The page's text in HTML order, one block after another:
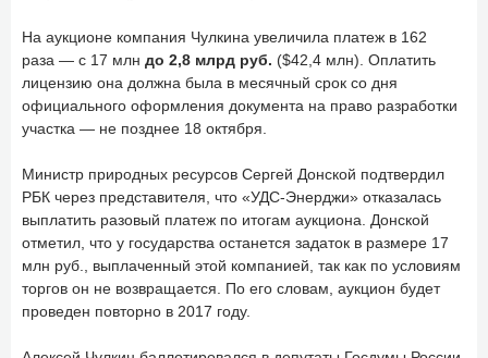
На аукционе компания Чулкина увеличила платеж в 162
раза — с 17 млн до 2,8 млрд руб. ($42,4 млн). Оплатить
лицензию она должна была в месячный срок со дня
официального оформления документа на право разработки
участка — не позднее 18 октября.
Министр природных ресурсов Сергей Донской подтвердил
РБК через представителя, что «УДС-Энерджи» отказалась
выплатить разовый платеж по итогам аукциона. Донской
отметил, что у государства останется задаток в размере 17
млн руб., выплаченный этой компанией, так как по условиям
торгов он не возвращается. По его словам, аукцион будет
проведен повторно в 2017 году.